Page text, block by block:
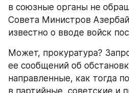
в союзные органы не
Совета Министров
известно о вводе войск
Может, прокуратура?
ее сообщений об
направленные, как тогда
в партийные, советские и